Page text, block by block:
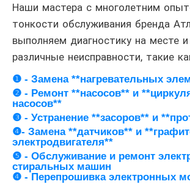
Наши мастера с многолетним
тонкости обслуживания бренда
выполняем диагностику на месте
различные неисправности, такие
❶ - Замена **нагревательных
❷ - Ремонт **насосов** и
насосов**
❸ - Устранение **засоров** и
❹- Замена **датчиков** и
электродвигателя**
❺ - Обслуживание и ремонт
стиральных машин
❹ - Перепрошивка электронных